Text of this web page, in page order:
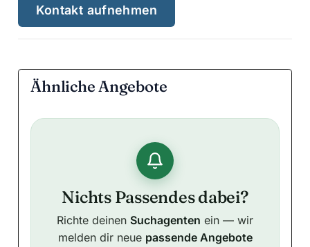
Kontakt aufnehmen
Ähnliche Angebote
Nichts Passendes dabei?
Richte deinen Suchagenten ein — wir
melden dir neue passende Angebote